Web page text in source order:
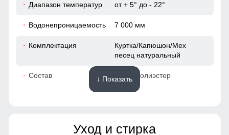
Диапазон температур от + 5° до - 22°
Водонепроницаемость 7 000 мм
Комплектация
Куртка/Капюшон/Мех
песец натуральный
Состав 100% Полиэстер
Мембранные материалы,
↓ Показать
Уход и стирка